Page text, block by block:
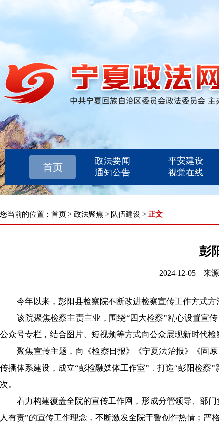
首页
政法要闻
通知公告
平安建设
视觉在线
您当前的位置： 首页 > 政法聚焦 > 队伍建设 > 正文
彭
2024-12-05 来
今年以来，彭阳县检察院不断改进检察宣传工作方式方
该院聚焦检察主责主业，围绕“四大检察”精心设置宣传
公众号专栏，结合图片、短视频等方式向公众展现新时代检
聚焦宣传主题，向《检察日报》《宁夏法治报》《固原
传播体系建设，成立“彭检融媒体工作室”，打造“彭阳检察
次。
着力构建覆盖全院的宣传工作网，形成分管领导、部门
人有责”的宣传工作理念，不断激发全院干警创作热情；严